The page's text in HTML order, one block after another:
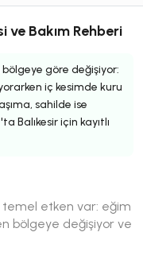
ve Bakım Rehberi
bölgeye göre değişiyor:
iç kesimde kuru
sahilde ise
Balıkesir için kayıtlı
temel etken var: eğim
bölgeye değişiyor ve